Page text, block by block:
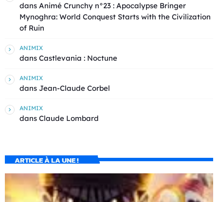
dans Animé Crunchy n°23 : Apocalypse Bringer
Mynoghra: World Conquest Starts with the Civilization
of Ruin
ANIMIX
dans Castlevania : Noctune
ANIMIX
dans Jean-Claude Corbel
ANIMIX
dans Claude Lombard
ARTICLE À LA UNE !